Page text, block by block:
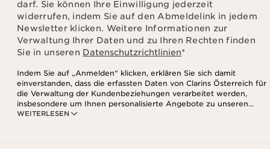
darf. Sie können Ihre Einwilligung jederzeit
widerrufen, indem Sie auf den Abmeldelink in jedem
Newsletter klicken. Weitere Informationen zur
Verwaltung Ihrer Daten und zu Ihren Rechten finden
Sie in unseren Datenschutzrichtlinien*
WEITERLESEN
Indem Sie auf „Anmelden“ klicken, erklären Sie sich damit
einverstanden, dass die erfassten Daten von Clarins Österreich für
die Verwaltung der Kundenbeziehungen verarbeitet werden,
insbesondere um Ihnen personalisierte Angebote zu unseren
Produkten und Dienstleistungen entsprechend Ihrem